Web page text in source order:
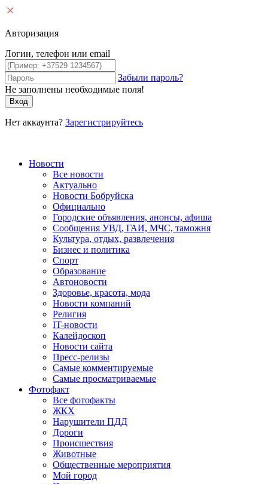
Авторизация
Логин, телефон или email
Забыли пароль?
Не заполнены необходимые поля!
Вход
Нет аккаунта? Зарегистрируйтесь
Новости
Все новости
Актуально
Новости Бобруйска
Официально
Городские объявления, анонсы, афиша
Сообщения УВД, ГАИ, МЧС, таможня
Культура, отдых, развлечения
Бизнес и политика
Спорт
Образование
Автоновости
Здоровье, красота, мода
Новости компаний
Религия
IT-новости
Калейдоскоп
Новости сайта
Пресс-релизы
Самые комментируемые
Самые просматриваемые
Фотофакт
Все фотофакты
ЖКХ
Нарушители ПДД
Дороги
Происшествия
Животные
Общественные мероприятия
Мой город